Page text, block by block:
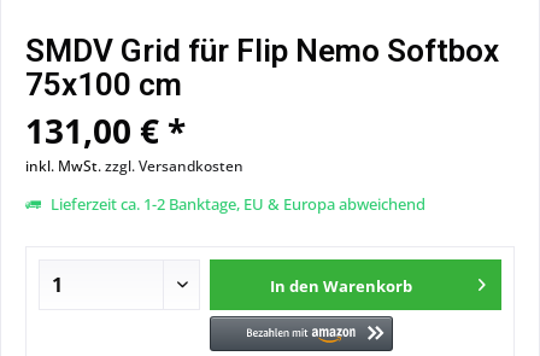
SMDV Grid für Flip Nemo Softbox
75x100 cm
131,00 € *
inkl. MwSt.zzgl. Versandkosten
Lieferzeit ca. 1-2 Banktage, EU & Europa abweichend
In den Warenkorb